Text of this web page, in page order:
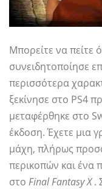
Μπορείτε να πείτε
συνειδητοποίησε
περισσότερα
ξεκίνησε στο PS4
μεταφέρθηκε στο
έκδοση. Έχετε μια
μάχη, πλήρως
περικοπών και ένα
στο Final Fantasy X.